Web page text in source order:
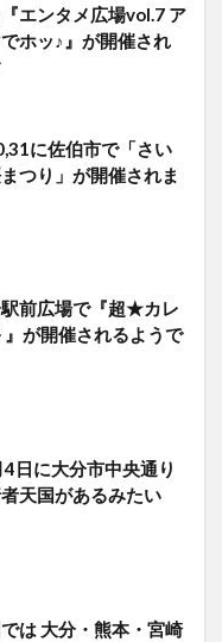
エンタメ広場vol.7 ア
ホッ♪』が開催され
に佐伯市で「さい
つり」が開催されま
前広場で『超★カレ
』が開催されるようで
日に大分市中央通り
天国があるみたい
は 大分・熊本・宮崎